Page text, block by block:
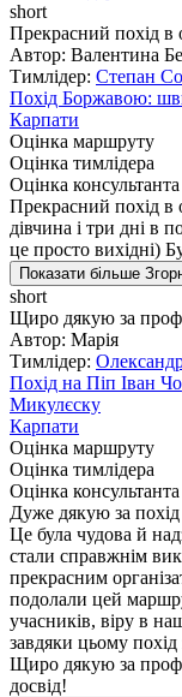
short
Прекрасний похід в
Автор: Валентина
Тимлідер: Степан
Похід Боржавою:
Карпати
Оцінка маршруту
Оцінка тимлідера
Оцінка консультанта
Прекрасний похід в
дівчина і три дні в
це просто вихідні)
Показати більше
short
Щиро дякую за
Автор: Марія
Тимлідер:
Похід на Піп Іван
Микулєску
Карпати
Оцінка маршруту
Оцінка тимлідера
Оцінка консультанта
Дуже дякую за
Це була чудова й
стали справжнім
прекрасним
подолали цей
учасників, віру в
завдяки цьому
Щиро дякую за
досвід!